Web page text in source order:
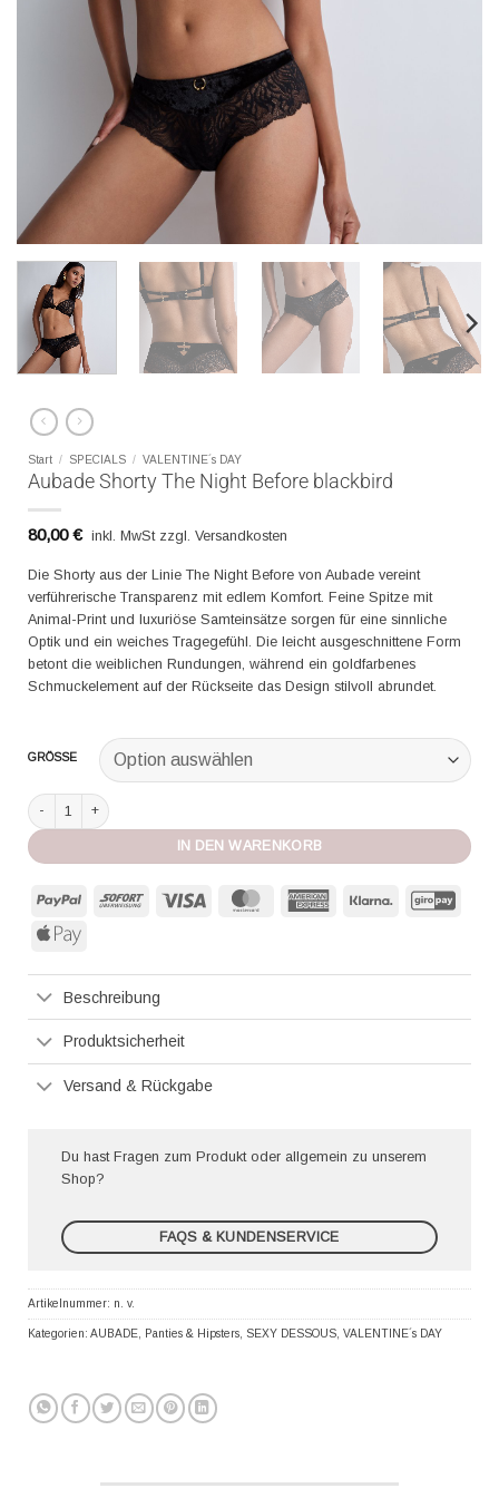
Start / SPECIALS / VALENTINE´s DAY
Aubade Shorty The Night Before blackbird
80,00€ inkl. MwSt zzgl. Versandkosten
Die Shorty aus der Linie The Night Before von Aubade vereint
verführerische Transparenz mit edlem Komfort. Feine Spitze mit
Animal-Print und luxuriöse Samteinsätze sorgen für eine sinnliche
Optik und ein weiches Tragegefühl. Die leicht ausgeschnittene Form
betont die weiblichen Rundungen, während ein goldfarbenes
Schmuckelement auf der Rückseite das Design stilvoll abrundet.
GRÖSSE
Aubade Shorty The Night Before blackbird Menge
IN DEN WARENKORB
PayPal Sofort MasterCard American
Klarna
Apple
Beschreibung
Produktsicherheit
Versand & Rückgabe
Du hast Fragen zum Produkt oder allgemein zu unserem
Shop?
FAQS & KUNDENSERVICE
Artikelnummer: n. v.
Kategorien: AUBADE, Panties & Hipsters, SEXY DESSOUS, VALENTINE´s DAY